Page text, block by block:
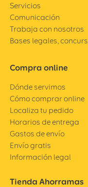
Servicios
Comunicación
Trabaja con nosotros
Bases legales,
Compra online
Dónde servimos
Cómo comprar online
Localiza tu pedido
Horarios de entrega
Gastos de envío
Envío gratis
Información legal
Tienda Ahorramas